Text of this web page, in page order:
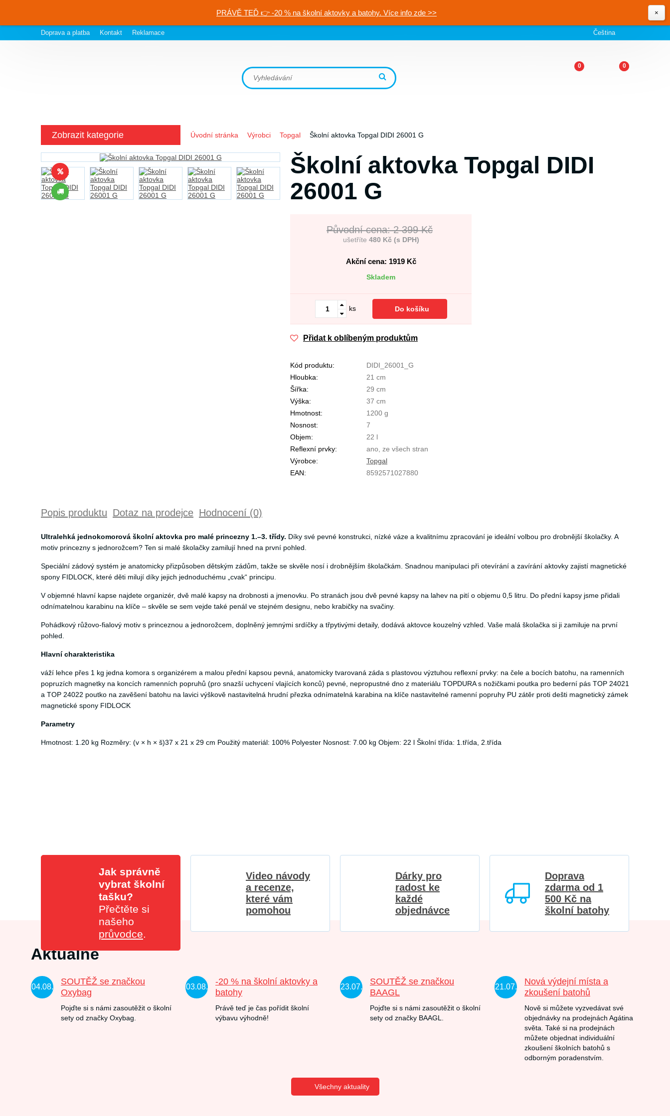
PRÁVĚ TEĎ 👉 -20 % na školní aktovky a batohy. Více info zde >> ×
Doprava a platba Kontakt Reklamace Čeština
0 0
Zobrazit kategorie Úvodní stránka Výrobci Topgal Školní aktovka Topgal DIDI 26001 G
Školní aktovka Topgal DIDI
26001 G
Původní cena: 2 399 Kč
ušetříte 480 Kč (s DPH)
Akční cena: 1919Kč
Skladem
ks Do košíku
Přidat k oblíbeným produktům
Kód produktu:
DIDI_26001_G
Hloubka:
21 cm
Šířka:
29 cm
Výška:
37 cm
Hmotnost:
1200 g
Nosnost:
7
Objem:
22 l
Reflexní prvky:
ano, ze všech stran
Výrobce:
Topgal
EAN:
8592571027880
Popis produktu Dotaz na prodejce Hodnocení (0)
Ultralehká jednokomorová školní aktovka pro malé princezny 1.–3. třídy. Díky své pevné konstrukci, nízké váze a kvalitnímu zpracování je ideální volbou pro drobnější školačky. A
motiv princezny s jednorožcem? Ten si malé školačky zamilují hned na první pohled.
Speciální zádový systém je anatomicky přizpůsoben dětským zádům, takže se skvěle nosí i drobnějším školačkám. Snadnou manipulaci při otevírání a zavírání aktovky zajistí magnetické
spony FIDLOCK, které děti milují díky jejich jednoduchému „cvak“ principu.
V objemné hlavní kapse najdete organizér, dvě malé kapsy na drobnosti a jmenovku. Po stranách jsou dvě pevné kapsy na lahev na pití o objemu 0,5 litru. Do přední kapsy jsme přidali
odnímatelnou karabinu na klíče – skvěle se sem vejde také penál ve stejném designu, nebo krabičky na svačiny.
Pohádkový růžovo-fialový motiv s princeznou a jednorožcem, doplněný jemnými srdíčky a třpytivými detaily, dodává aktovce kouzelný vzhled. Vaše malá školačka si ji zamiluje na první
pohled.
Hlavní charakteristika
váží lehce přes 1 kg jedna komora s organizérem a malou přední kapsou pevná, anatomicky tvarovaná záda s plastovou výztuhou reflexní prvky: na čele a bocích batohu, na ramenních
popruzích magnetky na koncích ramenních popruhů (pro snazší uchycení vlajících konců) pevné, nepropustné dno z materiálu TOPDURA s nožičkami poutka pro bederní pás TOP 24021
a TOP 24022 poutko na zavěšení batohu na lavici výškově nastavitelná hrudní přezka odnímatelná karabina na klíče nastavitelné ramenní popruhy PU zátěr proti dešti magnetický zámek
magnetické spony FIDLOCK
Parametry
Hmotnost: 1.20 kg Rozměry: (v × h × š)37 x 21 x 29 cm Použitý materiál: 100% Polyester Nosnost: 7.00 kg Objem: 22 l Školní třída: 1.třída, 2.třída
Jak správně
vybrat školní
tašku?
Přečtěte si
našeho
průvodce.
Video návody
a recenze,
které vám
pomohou
Dárky pro
radost ke
každé
objednávce
Doprava
zdarma od 1
500 Kč na
školní batohy
Aktuálně
04.08.
SOUTĚŽ se značkou
Oxybag
Pojďte si s námi zasoutěžit o školní
sety od značky Oxybag.
03.08.
-20 % na školní aktovky a
batohy
Právě teď je čas pořídit školní
výbavu výhodně!
23.07.
SOUTĚŽ se značkou
BAAGL
Pojďte si s námi zasoutěžit o školní
sety od značky BAAGL.
21.07.
Nová výdejní místa a
zkoušení batohů
Nově si můžete vyzvedávat své
objednávky na prodejnách Agátina
světa. Také si na prodejnách
můžete objednat individuální
zkoušení školních batohů s
odborným poradenstvím.
Všechny aktuality